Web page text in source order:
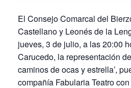
El Consejo Comarcal del
Castellano y Leonés de la
jueves, 3 de julio, a las 20:00
Carucedo, la representación
caminos de ocas y estrella’,
compañía Fabularia Teatro